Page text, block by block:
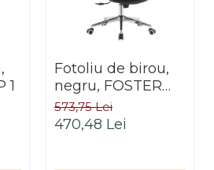
1
Fotoliu de birou,
negru, FOSTER
TYP 1
573,75 Lei
470,48 Lei